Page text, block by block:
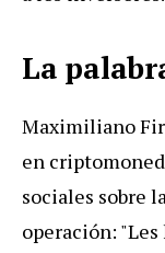
La
Maximiliano
en
sociales sobre
operación: